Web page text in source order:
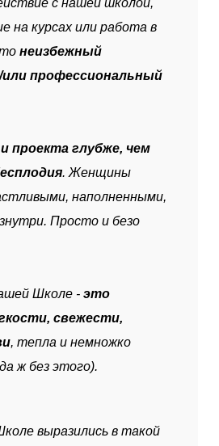
на курсах или работа в
неизбежный
профессиональный
проекта глубже, чем
. Женщины
наполненными,
Просто и безо
Школе - это
свежести,
, тепла и немножко
ж без этого).
выразились в такой